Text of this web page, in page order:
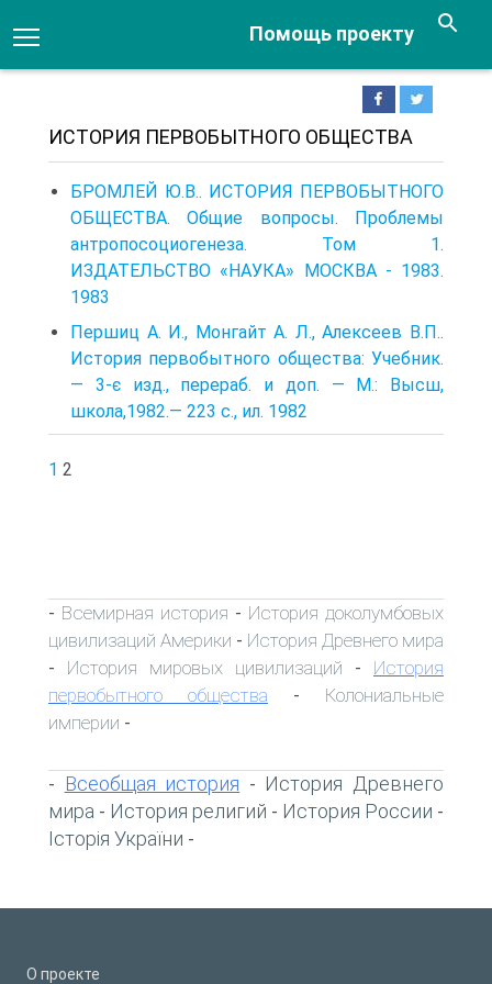
Помощь проекту
ИСТОРИЯ ПЕРВОБЫТНОГО ОБЩЕСТВА
БРОМЛЕЙ Ю.В.. ИСТОРИЯ ПЕРВОБЫТНОГО
ОБЩЕСТВА. Общие вопросы. Проблемы
антропосоциогенеза. Том 1.
ИЗДАТЕЛЬСТВО «НАУКА» МОСКВА - 1983.
1983
Першиц А. И., Монгайт А. Л., Алексеев В.П..
История первобытного общества: Учебник.
— 3-є изд., перераб. и доп. — М.: Высш,
школа,1982.— 223 с., ил. 1982
1 2
- Всемирная история - История доколумбовых
цивилизаций Америки - История Древнего мира
- История мировых цивилизаций - История
первобытного общества - Колониальные
империи -
- Всеобщая история - История Древнего
мира - История религий - История России -
Історія України -
О проекте